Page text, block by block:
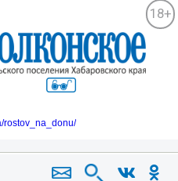
18+
rostov_na_donu/